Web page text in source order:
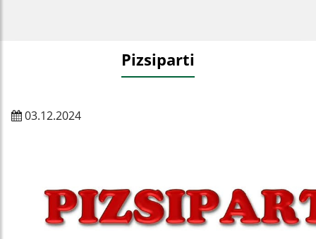
Pizsiparti
03.12.2024